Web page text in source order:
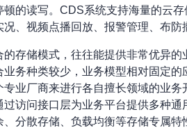
的读写。CDS系统支持海量的云
、视频点播回放、报警管理、布防
存储模式，往往能提供非常优异
务种类较少，业务模型相对固定
业厂商来进行各自擅长领域的业
访问接口层为业务平台提供多种
分散存储、负载均衡等存储专属